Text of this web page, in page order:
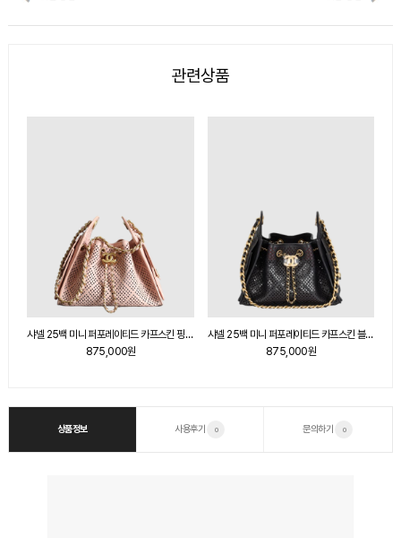
관련상품
875,000원
875,000원
상품정보 사용후기 0 문의하기 0